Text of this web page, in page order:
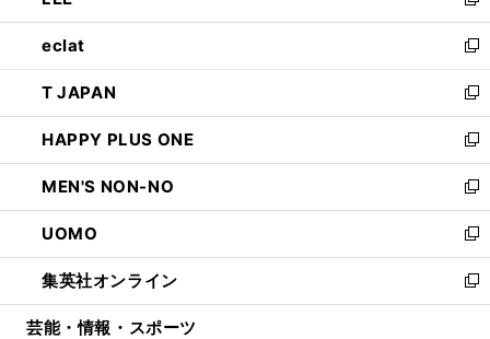
開
く
ウ
で
開
く
ン
ド
ウ
で
開
く
ウ
ィ
ン
ド
ウ
で
開
く
し
い
ウ
ィ
ン
ド
ウ
で
開
く
eclat
新
し
い
ウ
ィ
ン
ド
ウ
で
開
く
T JAPAN
新
し
い
ウ
ィ
ン
ド
ウ
で
開
HAPPY PLUS ONE
新
し
い
ウ
ィ
ン
ド
ウ
MEN'S NON-NO
新
し
い
ウ
ィ
ン
UOMO
新
し
い
ウ
集英社オンライン
新
し
芸能・情報・スポーツ